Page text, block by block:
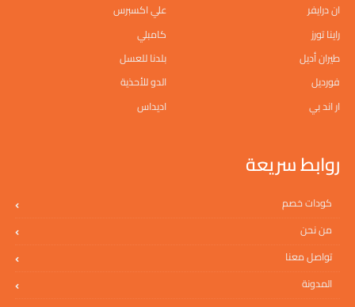
ان درايفر
علي اكسبرس
راينا تورز
كامبلي
طيران أديل
بلدنا للعسل
فورديل
الدو للأحذية
ار اند بي
اديداس
روابط سريعة
كودات خصم
من نحن
تواصل معنا
المدونة